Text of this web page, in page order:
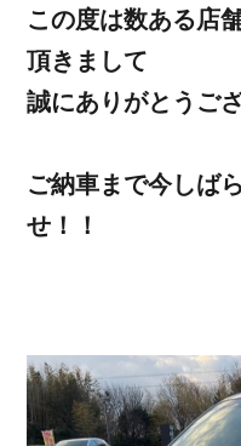
この度は数ある店
頂きまして
誠にありがとうご
ご納車まで今しば
せ！！